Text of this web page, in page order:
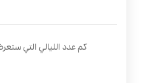
كم عدد الليالي التي